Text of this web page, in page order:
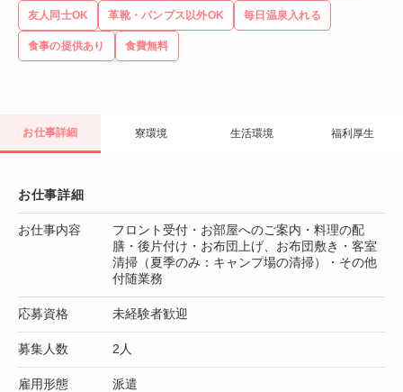
友人同士OK 革靴・パンプス以外OK 毎日温泉入れる
食事の提供あり 食費無料
お仕事詳細 寮環境 生活環境 福利厚生
お仕事詳細
お仕事内容
フロント受付・お部屋へのご案内・料理の配
膳・後片付け・お布団上げ、お布団敷き・客室
清掃（夏季のみ：キャンプ場の清掃）・その他
付随業務
応募資格 未経験者歓迎
募集人数 2人
雇用形態 派遣